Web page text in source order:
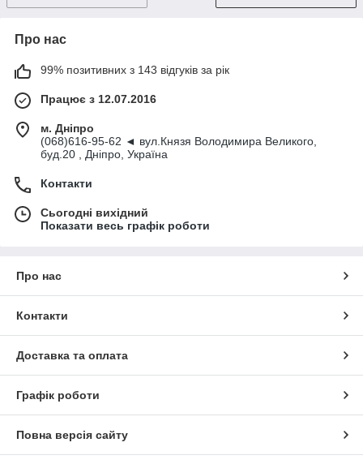
Про нас
99% позитивних з 143 відгуків за рік
Працює з 12.07.2016
м. Дніпро
(068)616-95-62 ◄ вул.Князя Володимира Великого,
буд.20 , Дніпро, Україна
Контакти
Сьогодні вихідний
Показати весь графік роботи
Про нас
Контакти
Доставка та оплата
Графік роботи
Повна версія сайту